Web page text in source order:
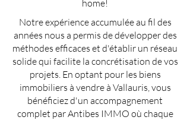
home!
Notre expérience accumulée au fil des
années nous a permis de développer des
méthodes efficaces et d'établir un réseau
solide qui facilite la concrétisation de vos
projets. En optant pour les biens
immobiliers à vendre à Vallauris, vous
bénéficiez d'un accompagnement
complet par Antibes IMMO où chaque